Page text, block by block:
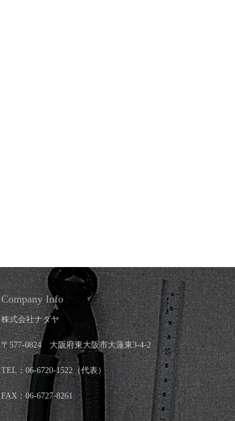
Company Info
株式会社ナダヤ
〒577-0824 大阪府東大阪市大蓮東3-4-2
TEL：06-6720-1522（代表）
FAX：06-6727-8261